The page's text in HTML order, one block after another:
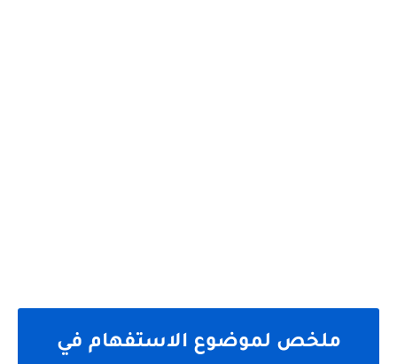
ملخص لموضوع الاستفهام في